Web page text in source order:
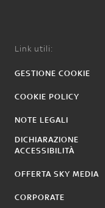
Link utili:
GESTIONE COOKIE
COOKIE POLICY
NOTE LEGALI
DICHIARAZIONE
ACCESSIBILITÀ
OFFERTA SKY MEDIA
CORPORATE